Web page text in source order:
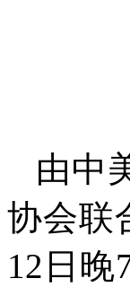
由中
协会联
12日